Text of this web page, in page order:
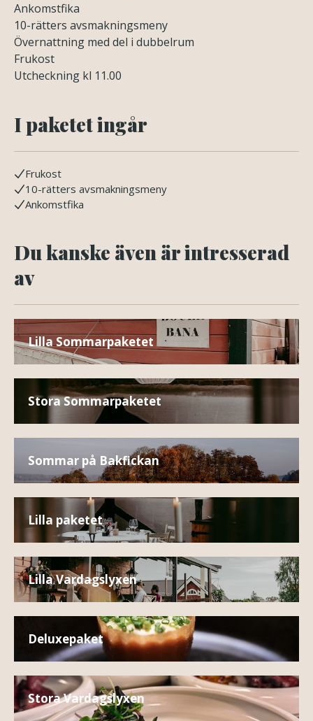
Ankomstfika
10-rätters avsmakningsmeny
Övernattning med del i dubbelrum
Frukost
Utcheckning kl 11.00
I paketet ingår
Frukost
10-rätters avsmakningsmeny
Ankomstfika
Du kanske även är intresserad
av
Lilla Sommarpaketet
Stora Sommarpaketet
Sommar på Bakfickan
Lilla paketet
Lilla Vardagslyxen
Deluxepaket
Stora Vardagslyxen